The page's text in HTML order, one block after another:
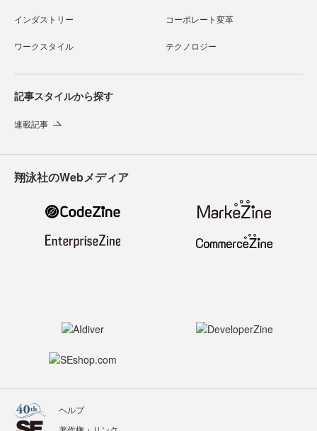
インダストリー コーポレート変革
ワークスタイル テクノロジー
記事スタイルから探す
連載記事
翔泳社のWebメディア
ヘルプ
著作権・リンク